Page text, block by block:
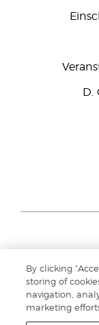
D.
By clicking
storing of
navigation,
marketing